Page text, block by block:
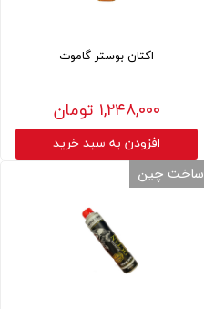
اکتان بوستر گاموت
۱,۲۴۸,۰۰۰ تومان
افزودن به سبد خرید
ساخت چین